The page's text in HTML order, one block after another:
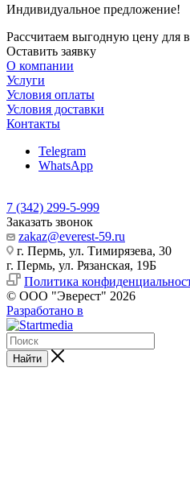
Индивидуальное предложение!
Рассчитаем выгодную цену для
Оставить заявку
О компании
Услуги
Условия оплаты
Условия доставки
Контакты
Telegram
WhatsApp
7 (342) 299-5-999
Заказать звонок
zakaz@everest-59.ru
г. Пермь, ул. Тимирязева, 30
г. Пермь, ул. Рязанская, 19Б
Политика
© ООО "Эверест" 2026
Разработано в
Найти